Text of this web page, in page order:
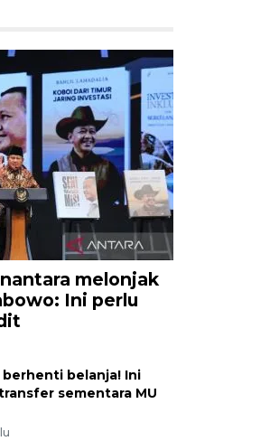
melonjak
Ini perlu
berhenti belanja! Ini
sementara MU